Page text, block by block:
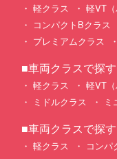
軽クラス 軽VT
コンパクトBクラス
プレミアムクラス
■車両クラスで探
軽クラス 軽VT
ミドルクラス
ミ
■車両クラスで探
軽クラス コンパ